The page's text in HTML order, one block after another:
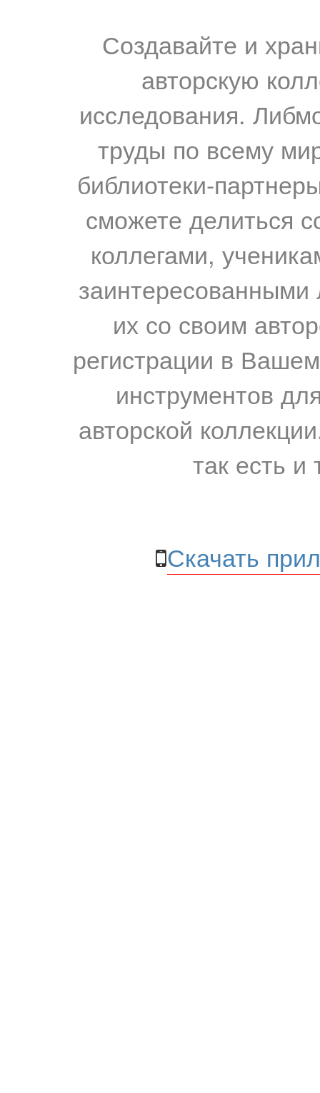
Создавайте и
авторскую
исследования.
труды по всему
библиотеки-
сможете делиться
коллегами,
их со своим
регистрации в
инструментов
авторской
так есть и
Скачать